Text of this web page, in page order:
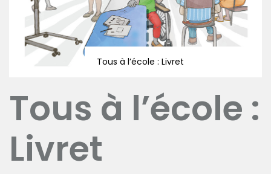
Tous à l’école : Livret
Tous à l’école :
Livret